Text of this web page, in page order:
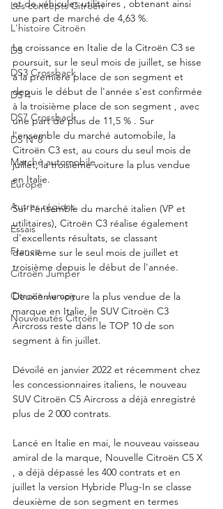
Les concepts Citroën
L'histoire Citroën
DS
DS3 Crossback
DS 4
DS7 Crossback
DS N°8
Marché automobile
Europe
Autres régions
Essais
France
Citroën Jumper
Citroën Jumpy
Nouveautés Citroën
et de véhicules utilitaires , obtenant ainsi
une part de marché de 4,63 %.
La croissance en Italie de la Citroën C3 se
poursuit, sur le seul mois de juillet, se hisse
à la première place de son segment et
depuis le début de l'année s'est confirmée
à la troisième place de son segment , avec
une part de plus de 11,5 % . Sur
l'ensemble du marché automobile, la
Citroën C3 est, au cours du seul mois de
juillet, la troisième voiture la plus vendue
en Italie.
Sur l'ensemble du marché italien (VP et
utilitaires), Citroën C3 réalise également
d'excellents résultats, se classant
deuxième sur le seul mois de juillet et
troisième depuis le début de l'année.
Deuxième voiture la plus vendue de la
marque en Italie, le SUV Citroën C3
Aircross reste dans le TOP 10 de son
segment à fin juillet.
Dévoilé en janvier 2022 et récemment chez
les concessionnaires italiens, le nouveau
SUV Citroën C5 Aircross a déjà enregistré
plus de 2 000 contrats.
Lancé en Italie en mai, le nouveau vaisseau
amiral de la marque, Nouvelle Citroën C5 X
, a déjà dépassé les 400 contrats et en
juillet la version Hybride Plug-In se classe
deuxième de son segment en termes